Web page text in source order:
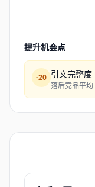
提升机会点
-20 引文完整度
落后竞品平